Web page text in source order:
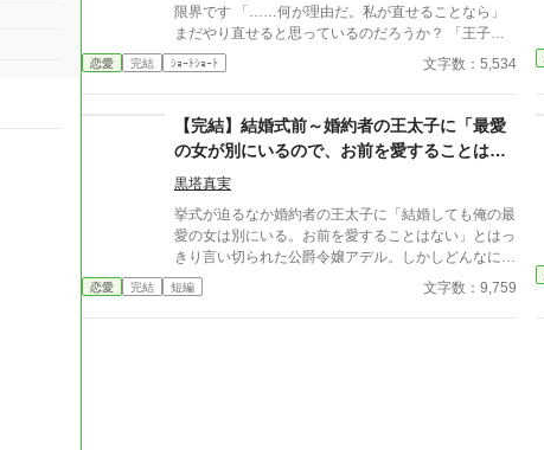
限界です 「……何が理由だ。私が直せることなら」
まだやり直せると思っているのだろうか？ 「王子。
…………もう何もかも手遅れです」 7話完結 他社でも
同時公開します
恋愛 完結 ｼｮｰﾄｼｮｰﾄ 文字数：5,534
【完結】結婚式前～婚約者の王太子に「最愛
の女が別にいるので、お前を愛することはな
い」と言われました～
黒塔真実
挙式が迫るなか婚約者の王太子に「結婚しても俺の最
愛の女は別にいる。お前を愛することはない」とはっ
きり言い切られた公爵令嬢アデル。しかしどんなに婚
約者としてないがしろにされても女性としての誇りを
傷つけられても彼女は平気だった。なぜなら大切な
恋愛 完結 短編 文字数：9,759